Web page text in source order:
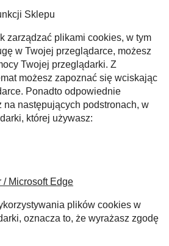
Sklepu
zarządzać plikami cookies, w tym
w Twojej przeglądarce, możesz
Twojej przeglądarki. Z
możesz zapoznać się wciskając
Ponadto odpowiednie
następujących podstronach, w
której używasz:
/ Microsoft Edge
plików cookies w
oznacza to, że wyrażasz zgodę